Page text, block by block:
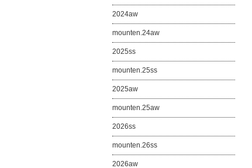
2024aw
mounten.24aw
2025ss
mounten.25ss
2025aw
mounten.25aw
2026ss
mounten.26ss
2026aw